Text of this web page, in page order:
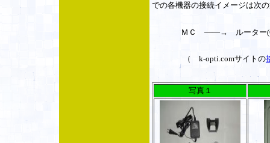
での各機器の接続イメージは次
ＭＣ ――→ ルーター
（ k-opti.comサイトの
写真１